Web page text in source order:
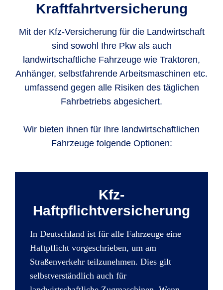
Kraftfahrtversicherung
Mit der Kfz-Versicherung für die Landwirtschaft
sind sowohl Ihre Pkw als auch
landwirtschaftliche Fahrzeuge wie Traktoren,
Anhänger, selbstfahrende Arbeitsmaschinen etc.
umfassend gegen alle Risiken des täglichen
Fahrbetriebs abgesichert.
Wir bieten ihnen für Ihre landwirtschaftlichen
Fahrzeuge folgende Optionen:
Kfz-
Haftpflichtversicherung
In Deutschland ist für alle Fahrzeuge eine
Haftpflicht vorgeschrieben, um am
Straßenverkehr teilzunehmen. Dies gilt
selbstverständlich auch für